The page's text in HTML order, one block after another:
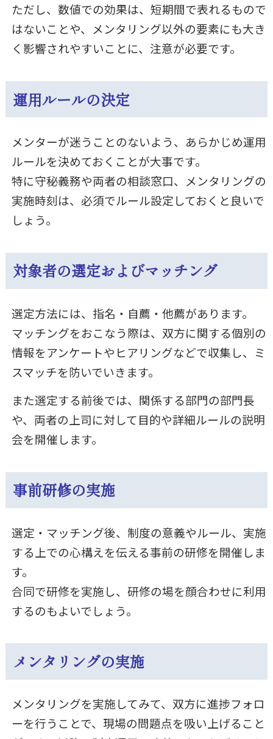
ただし、数値での効果は、短期間で表れるもので
はないことや、メンタリング以外の要素にも大き
く影響されやすいことに、注意が必要です。
運用ルールの決定
メンターが迷うことのないよう、あらかじめ運用
ルールを決めておくことが大事です。
特に守秘義務や両者の相談窓口、メンタリングの
実施時刻は、必須でルール設定しておくと良いで
しょう。
対象者の選定およびマッチング
選定方法には、指名・自薦・他薦があります。
マッチングをおこなう際は、双方に関する個別の
情報をアンケートやヒアリングなどで収集し、ミ
スマッチを防いでいきます。
また選定する前後では、関係する部門の部門長
や、両者の上司に対して目的や詳細ルールの説明
会を開催します。
事前研修の実施
選定・マッチング後、制度の意義やルール、実施
する上での心構えを伝える事前の研修を開催しま
す。
合同で研修を実施し、研修の場を顔合わせに利用
するのもよいでしょう。
メンタリングの実施
メンタリングを実施してみて、双方に進捗フォロ
ーを行うことで、現場の問題点を吸い上げること